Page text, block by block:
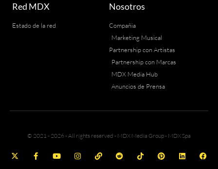
Red MDX
Estado de la red
Nosotros
Compañia
Marketing Musical
Partnership con Artistas
Partnership con Marcas
MDX Media Hub
Anuncios de Prensa
© 2021 - 2026 - All rights reserved - MDX Media Group - MDX Spa